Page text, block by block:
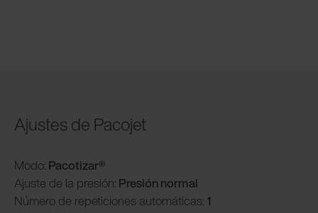
Ajustes de Pacojet
Modo: Pacotizar®
Ajuste de la presión: Presión normal
Número de repeticiones automáticas: 1